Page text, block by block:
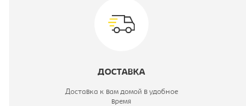
ДОСТАВКА
Доставка к вам домой в удобное
время